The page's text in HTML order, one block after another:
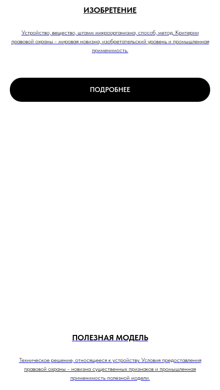
ИЗОБРЕТЕНИЕ
Устройство, вещество, штамм микроорганизма, способ, метод. Критерии
правовой охраны - мировая новизна, изобретательский уровень и промышленная
применимость.
ПОДРОБНЕЕ
ПОЛЕЗНАЯ МОДЕЛЬ
Техническое решение, относящееся к устройству. Условия предоставления
правовой охраны - новизна существенных признаков и промышленная
применимость полезной модели.